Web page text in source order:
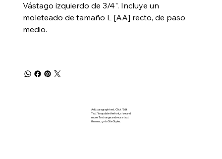
Vástago izquierdo de 3/4". Incluye un
moleteado de tamaño L [AA] recto, de paso
medio.
Add paragraph text. Click “Edit
Text” to update the font, size and
more. To change and reuse text
themes, go to Site Styles.